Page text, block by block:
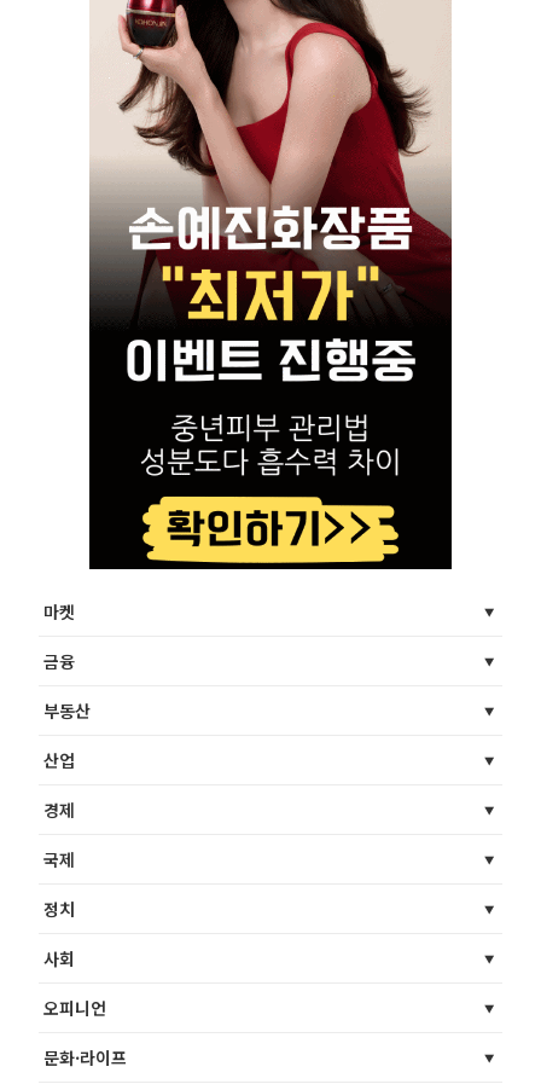
마켓
금융
부동산
산업
경제
국제
정치
사회
오피니언
문화·라이프